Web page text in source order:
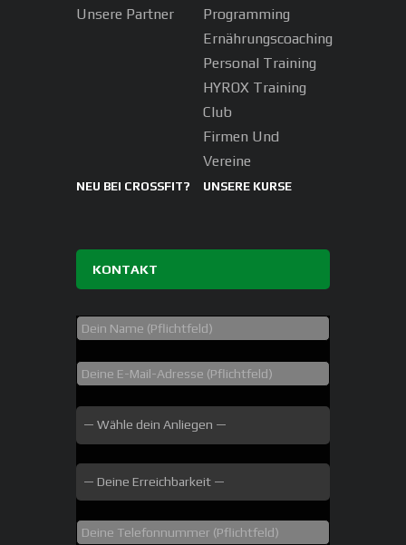
Unsere Partner
Programming
Ernährungscoaching
Personal Training
HYROX Training
Club
Firmen Und
Vereine
NEU BEI CROSSFIT? UNSERE KURSE
KONTAKT